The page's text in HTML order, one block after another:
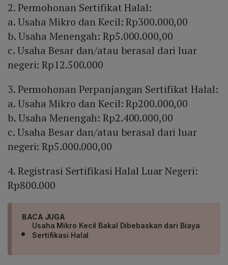
2. Permohonan Sertifikat Halal:
a. Usaha Mikro dan Kecil: Rp300.000,00
b. Usaha Menengah: Rp5.000.000,00
c. Usaha Besar dan/atau berasal dari luar
negeri: Rp12.500.000
3. Permohonan Perpanjangan Sertifikat Halal:
a. Usaha Mikro dan Kecil: Rp200.000,00
b. Usaha Menengah: Rp2.400.000,00
c. Usaha Besar dan/atau berasal dari luar
negeri: Rp5.000.000,00
4. Registrasi Sertifikasi Halal Luar Negeri:
Rp800.000
BACA JUGA
Usaha Mikro Kecil Bakal Dibebaskan dari Biaya
Sertifikasi Halal